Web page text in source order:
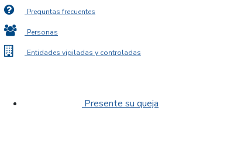
Preguntas frecuentes
Personas
Entidades vigiladas y controladas
Presente su queja